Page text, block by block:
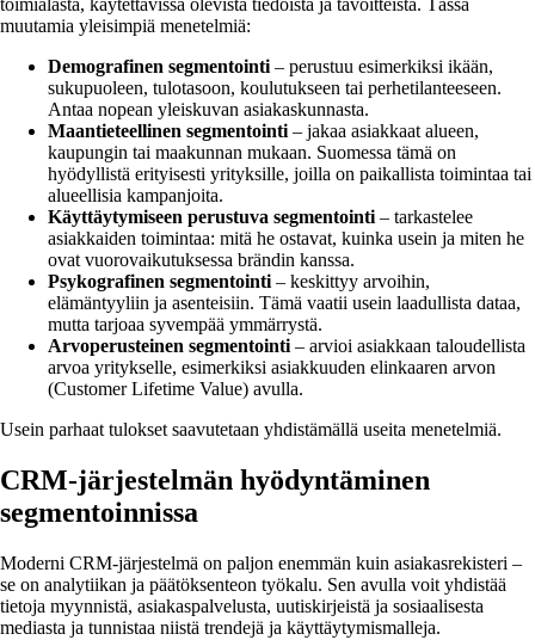
toimialasta, käytettävissä olevista tiedoista ja tavoitteista. Tässä
muutamia yleisimpiä menetelmiä:
Demografinen segmentointi– perustuu esimerkiksi ikään,
sukupuoleen, tulotasoon, koulutukseen tai perhetilanteeseen.
Antaa nopean yleiskuvan asiakaskunnasta.
Maantieteellinen segmentointi– jakaa asiakkaat alueen,
kaupungin tai maakunnan mukaan. Suomessa tämä on
hyödyllistä erityisesti yrityksille, joilla on paikallista toimintaa tai
alueellisia kampanjoita.
Käyttäytymiseen perustuva segmentointi– tarkastelee
asiakkaiden toimintaa: mitä he ostavat, kuinka usein ja miten he
ovat vuorovaikutuksessa brändin kanssa.
Psykografinen segmentointi– keskittyy arvoihin,
elämäntyyliin ja asenteisiin. Tämä vaatii usein laadullista dataa,
mutta tarjoaa syvempää ymmärrystä.
Arvoperusteinen segmentointi– arvioi asiakkaan taloudellista
arvoa yritykselle, esimerkiksi asiakkuuden elinkaaren arvon
(Customer Lifetime Value) avulla.
Usein parhaat tulokset saavutetaan yhdistämällä useita menetelmiä.
CRM-järjestelmän hyödyntäminen
segmentoinnissa
Moderni CRM-järjestelmä on paljon enemmän kuin asiakasrekisteri –
se on analytiikan ja päätöksenteon työkalu. Sen avulla voit yhdistää
tietoja myynnistä, asiakaspalvelusta, uutiskirjeistä ja sosiaalisesta
mediasta ja tunnistaa niistä trendejä ja käyttäytymismalleja.